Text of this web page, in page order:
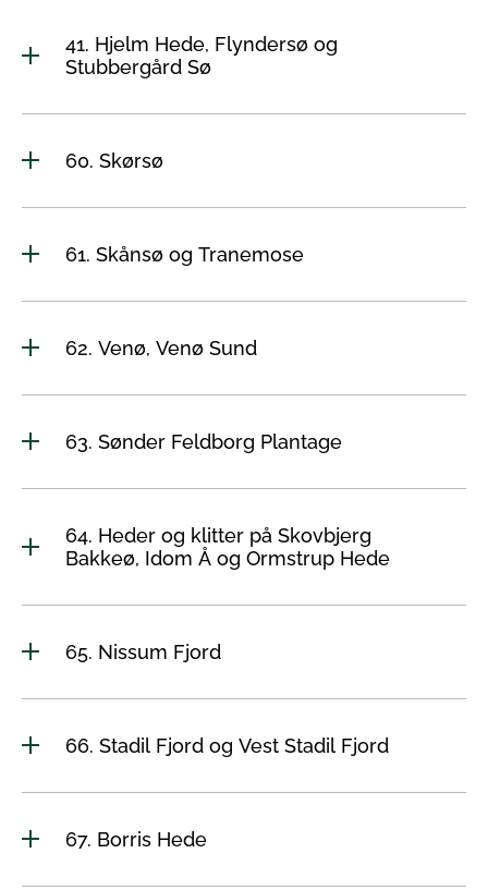
41. Hjelm Hede, Flyndersø og
Stubbergård Sø
60. Skørsø
61. Skånsø og Tranemose
62. Venø, Venø Sund
63. Sønder Feldborg Plantage
64. Heder og klitter på Skovbjerg
Bakkeø, Idom Å og Ormstrup Hede
65. Nissum Fjord
66. Stadil Fjord og Vest Stadil Fjord
67. Borris Hede